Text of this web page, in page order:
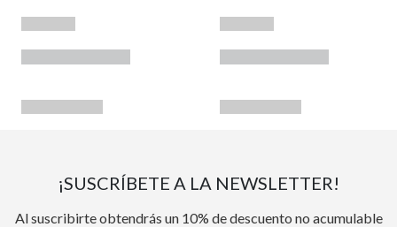
¡SUSCRÍBETE A LA NEWSLETTER!
Al suscribirte obtendrás un 10% de descuento no acumulable